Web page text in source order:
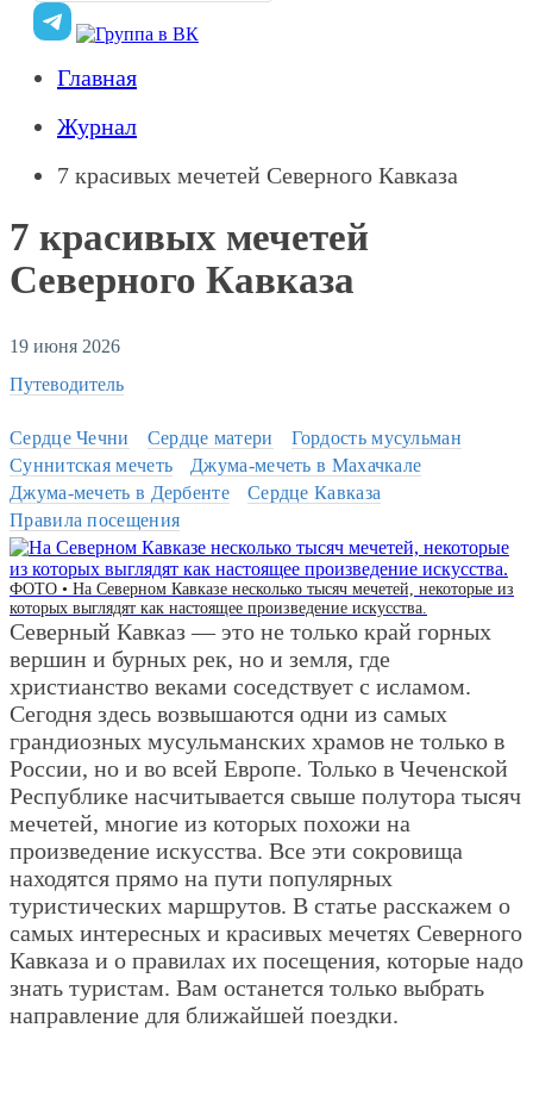
Главная
Журнал
7 красивых мечетей Северного Кавказа
7 красивых мечетей
Северного Кавказа
19 июня 2026
Путеводитель
Сердце Чечни Сердце матери
Гордость мусульман
Суннитская мечеть
Джума-мечеть в Махачкале
Джума-мечеть в Дербенте
Сердце Кавказа
Правила посещения
ФОТО • На Северном Кавказе несколько тысяч мечетей, некоторые из
которых выглядят как настоящее произведение искусства.
Северный Кавказ — это не только край горных
вершин и бурных рек, но и земля, где
христианство веками соседствует с исламом.
Сегодня здесь возвышаются одни из самых
грандиозных мусульманских храмов не только в
России, но и во всей Европе. Только в Чеченской
Республике насчитывается свыше полутора тысяч
мечетей, многие из которых похожи на
произведение искусства. Все эти сокровища
находятся прямо на пути популярных
туристических маршрутов. В статье расскажем о
самых интересных и красивых мечетях Северного
Кавказа и о правилах их посещения, которые надо
знать туристам. Вам останется только выбрать
направление для ближайшей поездки.